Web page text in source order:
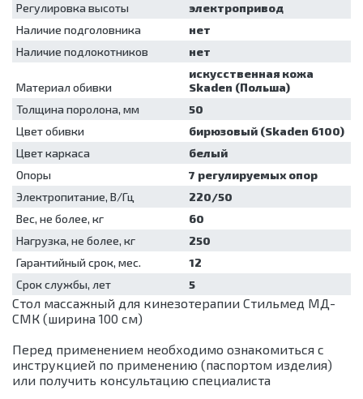
отходов
Шкафы для
хранения
стерильных
Шкафы
сушильные
Регулировка высоты
электропривод
Наличие подголовника
нет
Наличие подлокотников
нет
Материал обивки
искусственная кожа
Skaden (Польша)
Толщина поролона, мм
50
Цвет обивки
бирюзовый (Skaden 6100)
Цвет каркаса
белый
Опоры
7 регулируемых опор
Электропитание, В/Гц
220/50
Вес, не более, кг
60
Нагрузка, не более, кг
250
Гарантийный срок, мес.
12
Срок службы, лет
5
Стол массажный для кинезотерапии Стильмед МД-
СМК (ширина 100 см)
Перед применением необходимо ознакомиться с
инструкцией по применению (паспортом изделия)
или получить консультацию специалиста